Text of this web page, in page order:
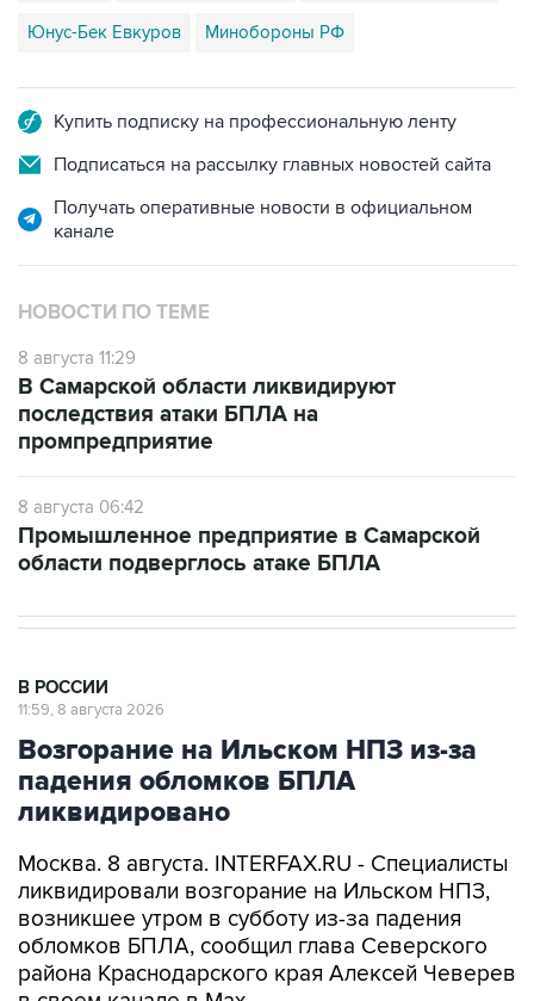
Юнус-Бек Евкуров Минобороны РФ
Купить подписку на профессиональную ленту
Подписаться на рассылку главных новостей сайта
Получать оперативные новости в официальном
канале
НОВОСТИ ПО ТЕМЕ
8 августа 11:29
В Самарской области ликвидируют
последствия атаки БПЛА на
промпредприятие
8 августа 06:42
Промышленное предприятие в Самарской
области подверглось атаке БПЛА
В РОССИИ
11:59, 8 августа 2026
Возгорание на Ильском НПЗ из-за
падения обломков БПЛА
ликвидировано
Москва. 8 августа. INTERFAX.RU - Специалисты
ликвидировали возгорание на Ильском НПЗ,
возникшее утром в субботу из-за падения
обломков БПЛА, сообщил глава Северского
района Краснодарского края Алексей Чеверев